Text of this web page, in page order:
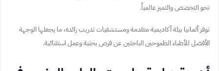
نحو التخصص والتميز عالمياً.
توفر ألمانيا بيئة أكاديمية متقدمة ومستشفيات تدريب رائدة، ما يجعلها الوجهة
الأفضل للأطباء الطموحين الباحثين عن فرص بحثية وعمل استثنائية.